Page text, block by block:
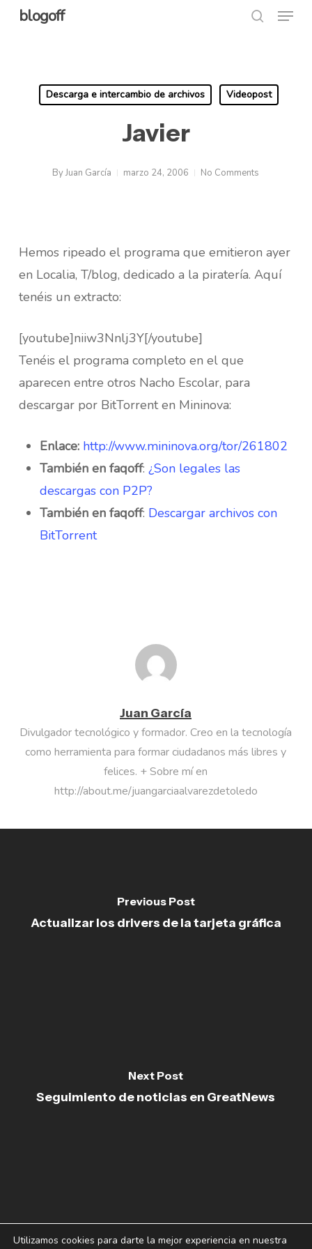
Skipblogoff Menu
Descarga e intercambio de archivos Videopost
Javier
ByJuan García marzo 24, 2006 No Comments
Hemos ripeado el programa que emitieron ayer
en Localia, T/blog, dedicado a la piratería. Aquí
tenéis un extracto:
[youtube]niiw3Nnlj3Y[/youtube]
Tenéis el programa completo en el que
aparecen entre otros Nacho Escolar, para
descargar por BitTorrent en Mininova:
Enlace: http://www.mininova.org/tor/261802
También en faqoff: ¿Son legales las
descargas con P2P?
También en faqoff: Descargar archivos con
BitTorrent
Juan García
Divulgador tecnológico y formador. Creo en la tecnología
como herramienta para formar ciudadanos más libres y
felices. + Sobre mí en
http://about.me/juangarciaalvarezdetoledo
Previous Post
Actualizar los drivers de la tarjeta gráfica
Next Post
Seguimiento de noticias en GreatNews
Utilizamos cookies para darte la mejor experiencia en nuestra